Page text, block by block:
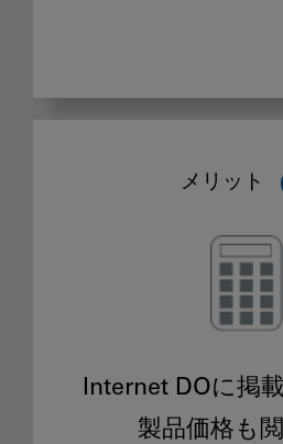
メリット
Internet DOに掲
製品価格も